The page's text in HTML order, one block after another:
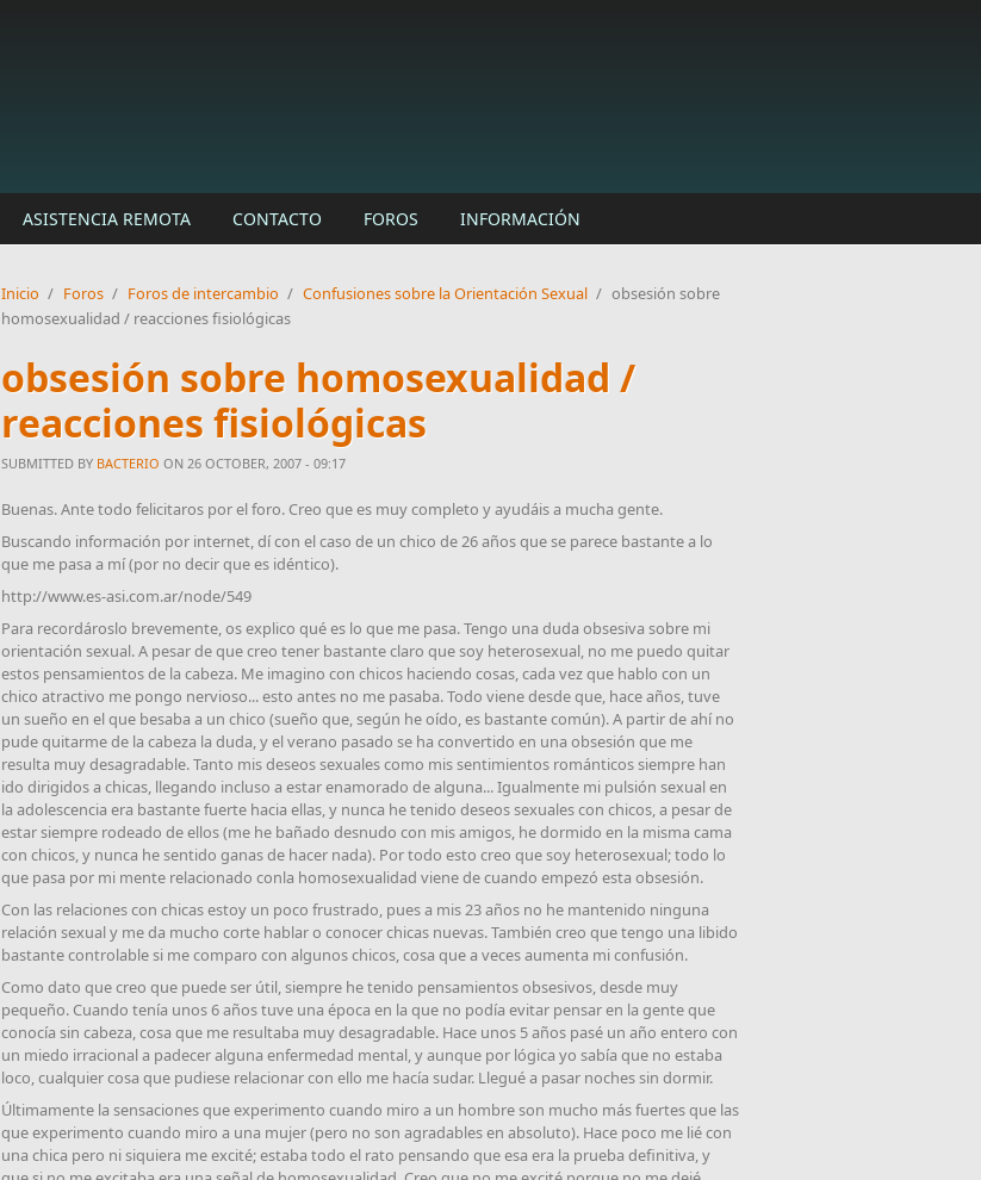
ASISTENCIA REMOTA CONTACTO FOROS INFORMACIÓN
Inicio / Foros / Foros de intercambio / Confusiones sobre la Orientación Sexual / obsesión sobre
homosexualidad / reacciones fisiológicas
obsesión sobre homosexualidad /
reacciones fisiológicas
SUBMITTED BY BACTERIO ON 26 OCTOBER, 2007 - 09:17
Buenas. Ante todo felicitaros por el foro. Creo que es muy completo y ayudáis a mucha gente.
Buscando información por internet, dí con el caso de un chico de 26 años que se parece bastante a lo
que me pasa a mí (por no decir que es idéntico).
http://www.es-asi.com.ar/node/549
Para recordároslo brevemente, os explico qué es lo que me pasa. Tengo una duda obsesiva sobre mi
orientación sexual. A pesar de que creo tener bastante claro que soy heterosexual, no me puedo quitar
estos pensamientos de la cabeza. Me imagino con chicos haciendo cosas, cada vez que hablo con un
chico atractivo me pongo nervioso... esto antes no me pasaba. Todo viene desde que, hace años, tuve
un sueño en el que besaba a un chico (sueño que, según he oído, es bastante común). A partir de ahí no
pude quitarme de la cabeza la duda, y el verano pasado se ha convertido en una obsesión que me
resulta muy desagradable. Tanto mis deseos sexuales como mis sentimientos románticos siempre han
ido dirigidos a chicas, llegando incluso a estar enamorado de alguna... Igualmente mi pulsión sexual en
la adolescencia era bastante fuerte hacia ellas, y nunca he tenido deseos sexuales con chicos, a pesar de
estar siempre rodeado de ellos (me he bañado desnudo con mis amigos, he dormido en la misma cama
con chicos, y nunca he sentido ganas de hacer nada). Por todo esto creo que soy heterosexual; todo lo
que pasa por mi mente relacionado conla homosexualidad viene de cuando empezó esta obsesión.
Con las relaciones con chicas estoy un poco frustrado, pues a mis 23 años no he mantenido ninguna
relación sexual y me da mucho corte hablar o conocer chicas nuevas. También creo que tengo una libido
bastante controlable si me comparo con algunos chicos, cosa que a veces aumenta mi confusión.
Como dato que creo que puede ser útil, siempre he tenido pensamientos obsesivos, desde muy
pequeño. Cuando tenía unos 6 años tuve una época en la que no podía evitar pensar en la gente que
conocía sin cabeza, cosa que me resultaba muy desagradable. Hace unos 5 años pasé un año entero con
un miedo irracional a padecer alguna enfermedad mental, y aunque por lógica yo sabía que no estaba
loco, cualquier cosa que pudiese relacionar con ello me hacía sudar. Llegué a pasar noches sin dormir.
Últimamente la sensaciones que experimento cuando miro a un hombre son mucho más fuertes que las
que experimento cuando miro a una mujer (pero no son agradables en absoluto). Hace poco me lié con
una chica pero ni siquiera me excité; estaba todo el rato pensando que esa era la prueba definitiva, y